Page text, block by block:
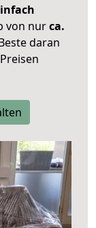
von nurca.
daran